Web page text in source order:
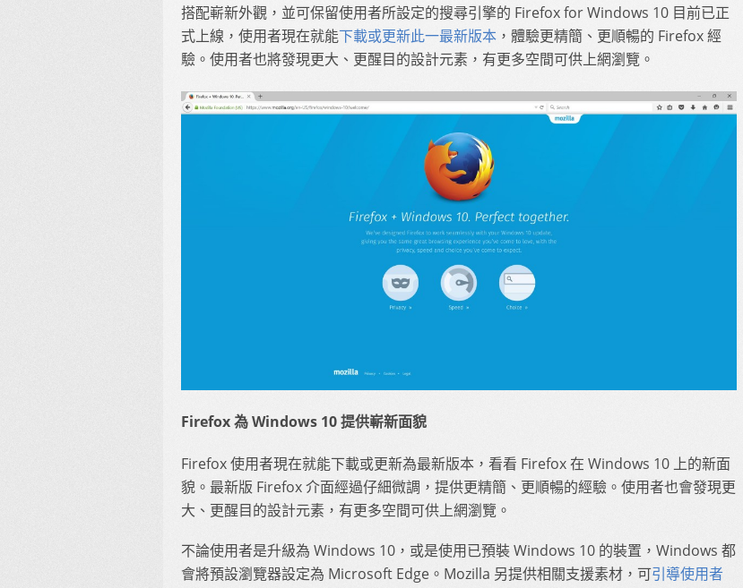
搭配嶄新外觀，並可保留使用者所設定的搜尋引擎的 Firefox for Windows 10 目前已正
式上線，使用者現在就能下載或更新此一最新版本 ，體驗更精簡、更順暢的 Firefox 經
驗。使用者也將發現更大、更醒目的設計元素，有更多空間可供上網瀏覽。
Firefox 為 Windows 10 提供嶄新面貌
Firefox 使用者現在就能下載或更新為最新版本，看看 Firefox 在 Windows 10 上的新面
貌。最新版 Firefox 介面經過仔細微調，提供更精簡、更順暢的經驗。使用者也會發現更
大、更醒目的設計元素，有更多空間可供上網瀏覽。
不論使用者是升級為 Windows 10，或是使用已預裝 Windows 10 的裝置，Windows 都
會將預設瀏覽器設定為 Microsoft Edge。Mozilla 另提供相關支援素材，可引導使用者